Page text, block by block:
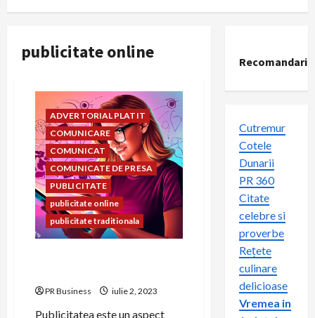
publicitate online
ADVERTORIAL PLATIT
COMUNICARE
COMUNICAT
COMUNICATE DE PRESA
PUBLICITATE
publicitate online
publicitate traditionala
PR Business iulie 2, 2023
Publicitatea este un aspect
Recomandari
Cutremur
Cotele
Dunarii
PR 360
Citate
celebre si
proverbe
Rețete
culinare
delicioase
Vremea in